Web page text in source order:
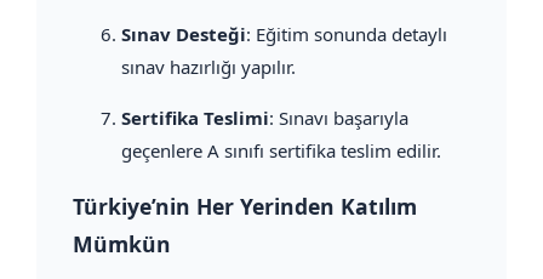
Sınav Desteği: Eğitim sonunda detaylı
sınav hazırlığı yapılır.
Sertifika Teslimi: Sınavı başarıyla
geçenlere A sınıfı sertifika teslim edilir.
Türkiye’nin Her Yerinden Katılım
Mümkün